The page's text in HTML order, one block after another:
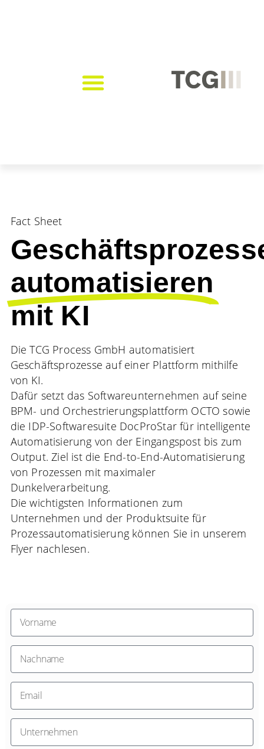
Fact Sheet
automatisieren
mit KI
Die TCG Process GmbH automatisiert
Geschäftsprozesse auf einer Plattform mithilfe
von KI.
Dafür setzt das Softwareunternehmen auf seine
BPM- und Orchestrierungsplattform OCTO sowie
die IDP-Softwaresuite DocProStar für intelligente
Automatisierung von der Eingangspost bis zum
Output. Ziel ist die End-to-End-Automatisierung
von Prozessen mit maximaler
Dunkelverarbeitung.
Die wichtigsten Informationen zum
Unternehmen und der Produktsuite für
Prozessautomatisierung können Sie in unserem
Flyer nachlesen.